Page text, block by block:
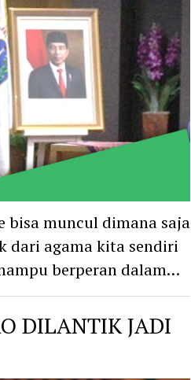
bisa muncul dimana saja
dari agama kita sendiri
berperan dalam…
DILANTIK JADI